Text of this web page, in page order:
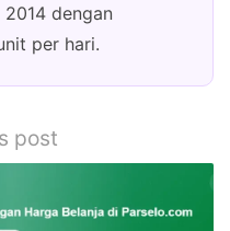
dengan
per hari.
post